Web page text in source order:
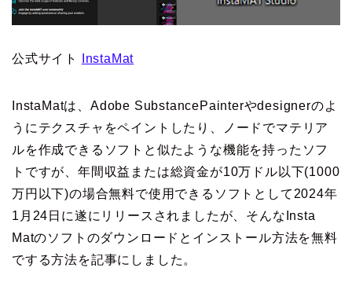
公式サイト InstaMat
InstaMatは、Adobe SubstancePainterやdesignerのよ
うにテクスチャをペイントしたり、ノードでマテリア
ルを作成できるソフトと似たような機能を持ったソフ
トですが、年間収益または総資金が10万ドル以下(1000
万円以下)の場合無料で使用できるソフトとして2024年
1月24日に遂にリリースされましたが、そんなInsta
Matのソフトのダウンロードとインストール方法を無料
でする方法を記事にしました。